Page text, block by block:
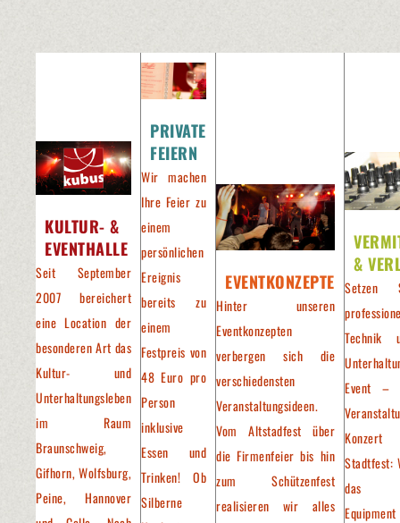
KULTUR- &
EVENTHALLE
Seit September
2007 bereichert
eine Location der
besonderen Art das
Kultur- und
Unterhaltungsleben
im Raum
Braunschweig,
Gifhorn, Wolfsburg,
Peine, Hannover
PRIVATE
FEIERN
Wir machen
Ihre Feier zu
einem
persönlichen
Ereignis
bereits zu
einem
Festpreis von
48 Euro pro
Person
inklusive
Essen und
Trinken! Ob
Silberne
EVENTKONZEPTE
Hinter unseren
Eventkonzepten
verbergen sich die
verschiedensten
Veranstaltungsideen.
Vom Altstadfest über
die Firmenfeier bis hin
zum Schützenfest
realisieren wir alles
&
Setzen
Technik
Event –
Stadtfest:
das